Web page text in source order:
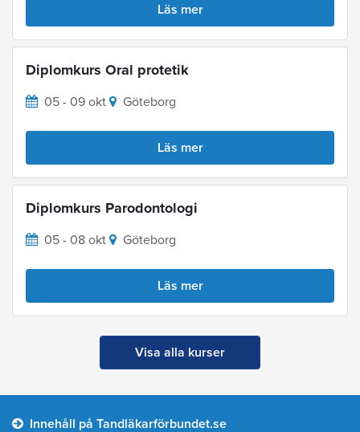
Läs mer
Diplomkurs Oral protetik
05 - 09 okt Göteborg
Läs mer
Diplomkurs Parodontologi
05 - 08 okt Göteborg
Läs mer
Visa alla kurser
Innehåll på Tandläkarförbundet.se